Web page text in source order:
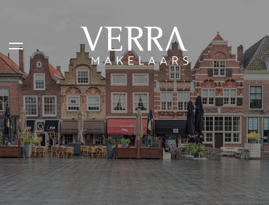
LISTINGS
For sale
For rental
Shortstay